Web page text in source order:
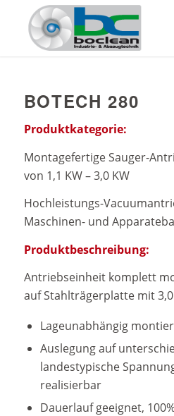
BOTECH 280
Produktkategorie:
Montagefertige Sauger-
von 1,1 KW – 3,0 KW
Hochleistungs-
Maschinen- und
Produktbeschreibung:
Antriebseinheit komplett
auf Stahlträgerplatte mit
Lageunabhängig
Auslegung auf
landestypische
realisierbar
Dauerlauf geeignet,